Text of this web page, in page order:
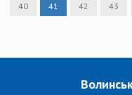
40 41 42 43